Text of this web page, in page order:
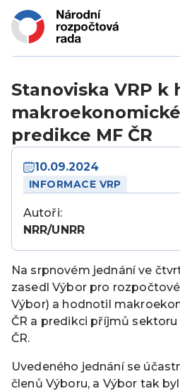
Stanoviska VRP k
predikce MF ČR
10.09.2024
INFORMACE VRP
Autoři:
NRR/UNRR
Na srpnovém jednání ve
zasedl Výbor pro
Výbor) a hodnotil
ČR a predikci příjmů
ČR.
Uvedeného jednání se
členů Výboru, a Výbor tak